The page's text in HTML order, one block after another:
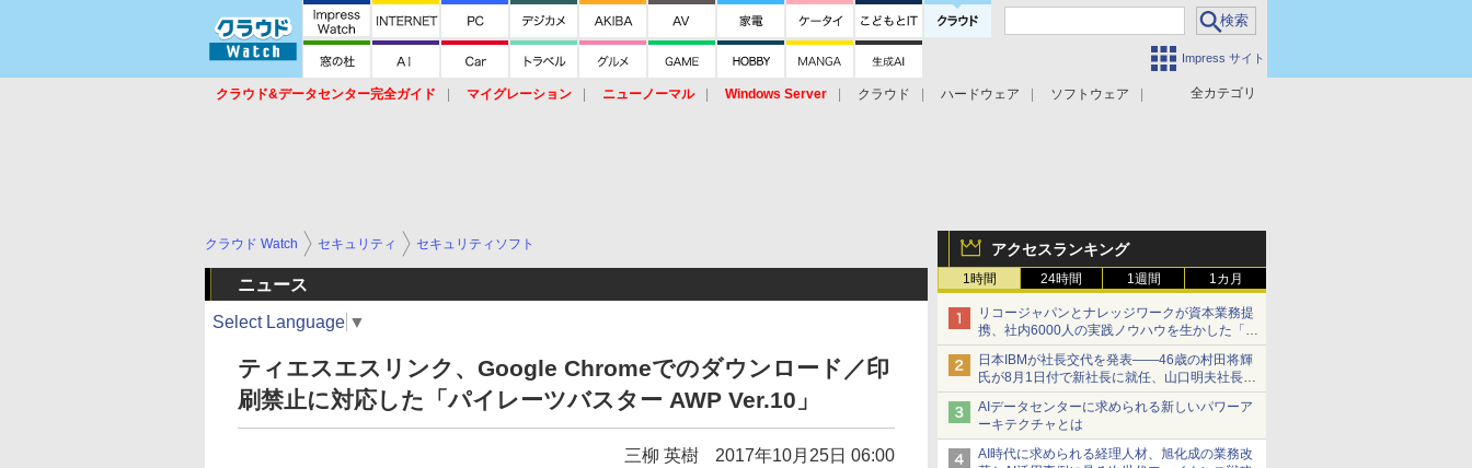
Impress サイト
全カテゴリ
クラウド&データセンター完全ガイド マイグレーション ニューノーマル Windows Server クラウド ハードウェア
ソフトウェア
アクセスランキング
1時間 24時間 1週間 1カ月
リコージャパンとナレッジワークが資本業務提
携、社内6000人の実践ノウハウを生かした「AI
商談記録 for RICOH」を展開へ
日本IBMが社長交代を発表――46歳の村田将輝
氏が8月1日付で新社長に就任、山口明夫社長は
会長へ
AIデータセンターに求められる新しいパワーア
ーキテクチャとは
AI時代に求められる経理人材、旭化成の業務改
クラウド Watch セキュリティ セキュリティソフト
ニュース
Select Language ▼
ティエスエスリンク、Google Chromeでのダウンロード／印
刷禁止に対応した「パイレーツバスター AWP Ver.10」
三柳 英樹 2017年10月25日 06:00